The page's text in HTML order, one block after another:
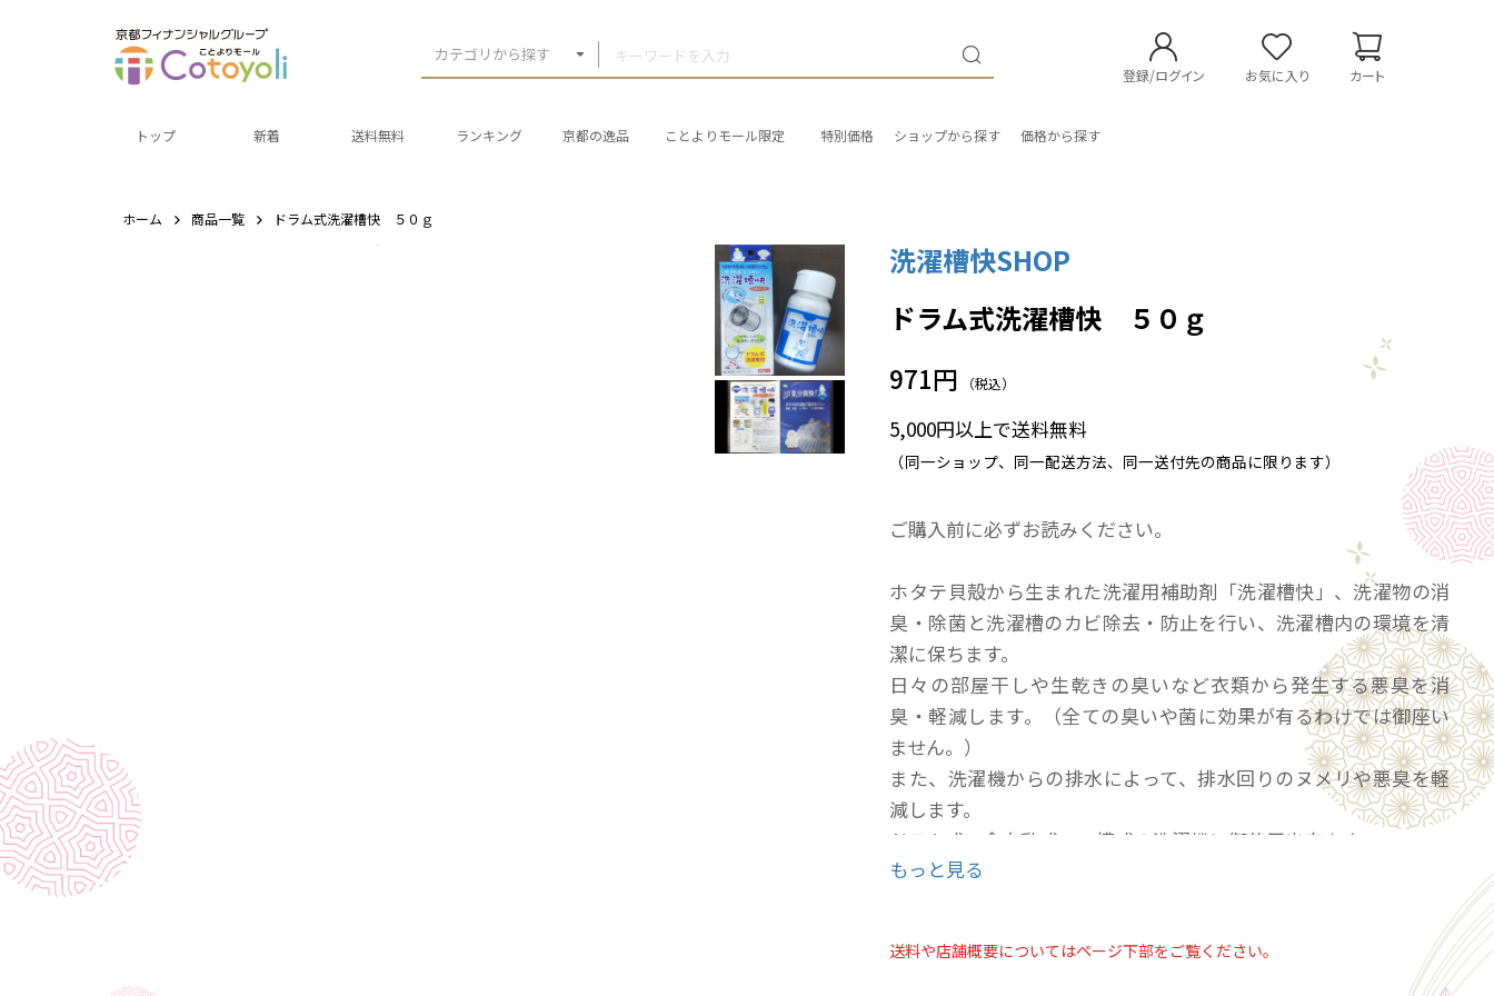
カテゴリから探す
登録/ログイン お気に入り カート
トップ 新着 送料無料 ランキング 京都の逸品 ことよりモール限定 特別価格 ショップから探す 価格から探す
ホーム 商品一覧 ドラム式洗濯槽快 ５０ｇ
洗濯槽快SHOP
ドラム式洗濯槽快 ５０ｇ
971円 （税込）
5,000円以上で送料無料
（同一ショップ、同一配送方法、同一送付先の商品に限ります）
ご購入前に必ずお読みください。
ホタテ貝殻から生まれた洗濯用補助剤「洗濯槽快」、洗濯物の消
臭・除菌と洗濯槽のカビ除去・防止を行い、洗濯槽内の環境を清
潔に保ちます。
日々の部屋干しや生乾きの臭いなど衣類から発生する悪臭を消
臭・軽減します。（全ての臭いや菌に効果が有るわけでは御座い
ません。）
また、洗濯機からの排水によって、排水回りのヌメリや悪臭を軽
減します。
ドラム式・全自動式・二槽式の洗濯機に御使用出来ます。
洗濯物投入時、２～３回（約１ｇ）を振りかけてください。（洗
濯機の機種により、水が掛かりづらい場合が御座いますので、洗
もっと見る
送料や店舗概要についてはページ下部をご覧ください。